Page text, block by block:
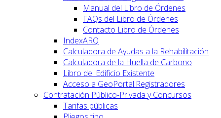
Manual del Libro de Órdenes
FAQs del Libro de Órdenes
Contacto Libro de Órdenes
IndexARQ
Calculadora de Ayudas a la Rehabilitación
Calculadora de la Huella de Carbono
Libro del Edificio Existente
Acceso a GeoPortal.Registradores
Contratación Público-Privada y Concursos
Tarifas públicas